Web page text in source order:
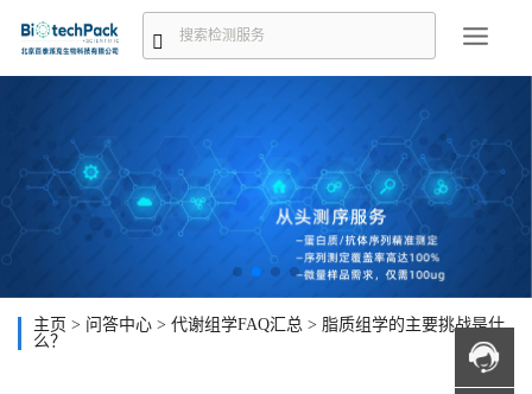
主页 > 问答中心 > 代谢组学FAQ汇总 > 脂质组学的主要挑战是什
么？